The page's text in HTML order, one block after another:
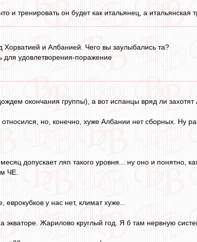
и тренировать он будет как итальянец, а
и Албанией. Чего вы заулыбались та?
удовлетворения-поражение
окончания группы), а вот испанцы вряд ли
но, конечно, хуже Албании нет сборных. Ну
допускает ляп такого уровня... ну оно и понятно,
ЧЕ.
еврокубков у нас нет, климат хуже...
экваторе. Жарилово круглый год. Я б там нервную